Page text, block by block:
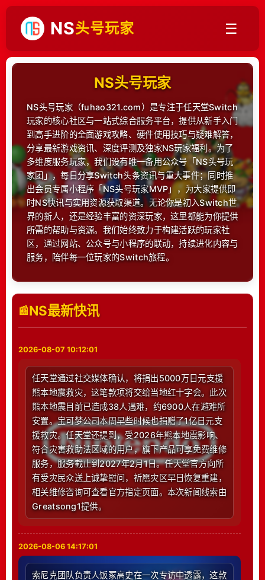
NS头号玩家 ☰
首页
NS教程
NS游戏
NS头号玩家
NS头号玩家（fuhao321.com）是专注于任天堂Switch
玩家的核心社区与一站式综合服务平台，提供从新手入门
到高手进阶的全面游戏攻略、硬件使用技巧与疑难解答，
分享最新游戏资讯、深度评测及独家NS玩家福利。为了
多维度服务玩家，我们设有唯一备用公众号「NS头号玩
家团」，每日分享Switch头条资讯与重大事件；同时推
出会员专属小程序「NS头号玩家MVP」，为大家提供即
时NS快讯与实用资源获取渠道。无论你是初入Switch世
界的新人，还是经验丰富的资深玩家，这里都能为你提供
所需的帮助与资源。我们始终致力于构建活跃的玩家社
区，通过网站、公众号与小程序的联动，持续进化内容与
服务，陪伴每一位玩家的Switch旅程。
NS最新快讯
2026-08-07 10:12:01
任天堂通过社交媒体确认，将捐出5000万日元支援
熊本地震救灾，这笔款项将交给当地红十字会。此次
熊本地震目前已造成38人遇难，约6900人在避难所
安置。宝可梦公司本周早些时候也捐赠了1亿日元支
援救灾。任天堂还提到，受2026年熊本地震影响、
符合灾害救助法区域的用户，旗下产品可享免费维修
服务，服务截止到2027年2月1日。任天堂官方向所
有受灾民众送上诚挚慰问，祈愿灾区早日恢复重建，
相关维修咨询可查看官方指定页面。本次新闻线索由
Greatsong1提供。
2026-08-06 14:17:01
索尼克团队负责人饭冢高史在一次专访中透露，这款